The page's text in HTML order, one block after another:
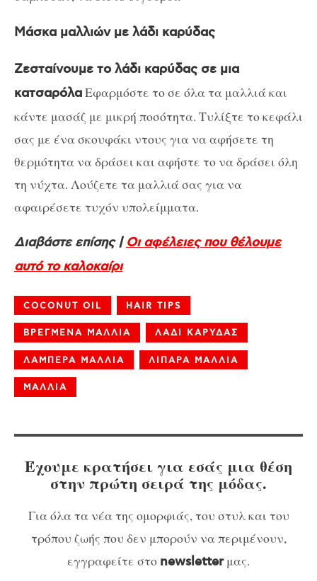
Μάσκα μαλλιών με λάδι καρύδας
Ζεσταίνουμε το λάδι καρύδας σε μια
κατσαρόλαΕφαρμόστε το σε όλα τα μαλλιά και
κάντε μασάζ με μικρή ποσότητα. Τυλίξτε το κεφάλι
σας με ένα σκουφάκι ντους για να αφήσετε τη
θερμότητα να δράσει και αφήστε το να δράσει όλη
τη νύχτα. Λούζετε τα μαλλιά σας για να
αφαιρέσετε τυχόν υπολείμματα.
Διαβάστε επίσης | Οι αφέλειες που θέλουμε
αυτό το καλοκαίρι
COCONUT OIL HAIR TIPS
ΒΡΕΓΜΕΝΑ ΜΑΛΛΙΑ ΛΑΔΙ ΚΑΡΥΔΑΣ
ΛΑΜΠΕΡΑ ΜΑΛΛΙΑ ΛΙΠΑΡΑ ΜΑΛΛΙΑ
ΜΑΛΛΙΑ
Έχουμε κρατήσει για εσάς μια θέση
στην πρώτη σειρά της μόδας.
Για όλα τα νέα της ομορφιάς, του στυλ και του
τρόπου ζωής που δεν μπορούν να περιμένουν,
εγγραφείτε στο newsletterμας.